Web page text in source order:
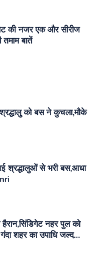
की नजर एक और सीरीज
बातें
को बस ने कुचला,मौके
श्रद्धालुओं से भरी बस,आधा
नहर पुल को
शहर का उपाधि जल्द